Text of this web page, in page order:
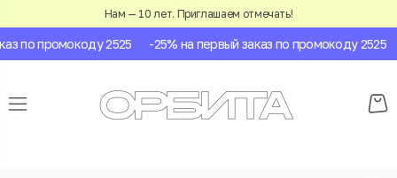
Нам — 10 лет. Приглашаем отмечать!
по промокоду 2525 -25% на первый заказ по промокоду 2525